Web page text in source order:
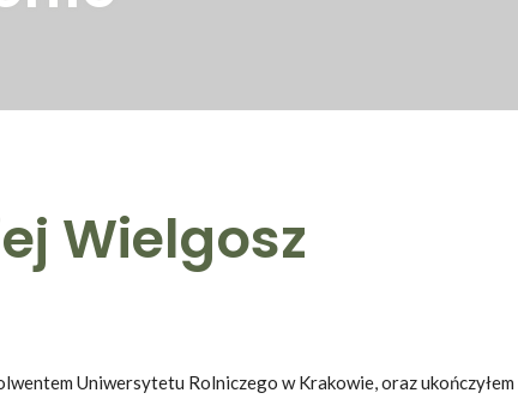
Wielgosz
Uniwersytetu Rolniczego w Krakowie, oraz ukończyłem